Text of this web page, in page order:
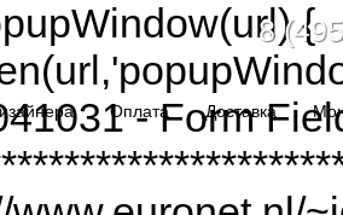
{
- Form
8
Оплата Доставка